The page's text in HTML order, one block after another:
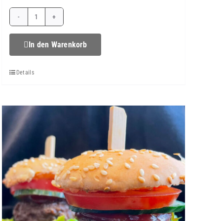
Hähnchenbollen
Menge
In den Warenkorb
Details